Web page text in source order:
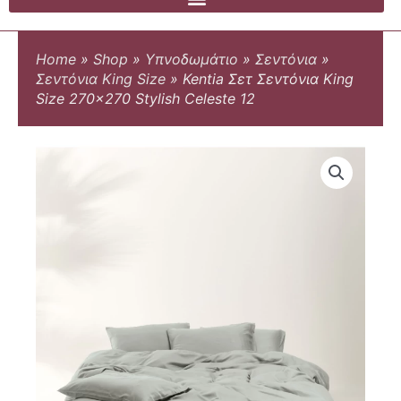
Home » Shop » Υπνοδωμάτιο » Σεντόνια »
Σεντόνια King Size » Kentia Σετ Σεντόνια King
Size 270×270 Stylish Celeste 12